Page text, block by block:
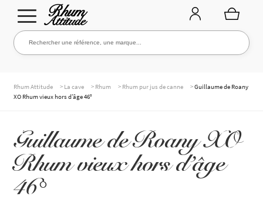
Aller
à
Aller
au
Rechercher une référence, une marque...
Rechercher
NOS RHUMS
WHISKIES & +
Rhum Attitude > La cave > Rhum > Rhum pur jus de canne >Guillaume de Roany
XO Rhum vieux hors d’âge 46°
Guillaume de Roany XO
Rhum vieux hors d’âge
46°